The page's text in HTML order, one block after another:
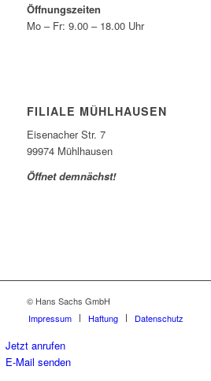
Öffnungszeiten
Mo – Fr: 9.00 – 18.00 Uhr
FILIALE MÜHLHAUSEN
Eisenacher Str. 7
99974 Mühlhausen
Öffnet demnächst!
© Hans Sachs GmbH
Impressum
Haftung Datenschutz
Jetzt anrufen
E-Mail senden